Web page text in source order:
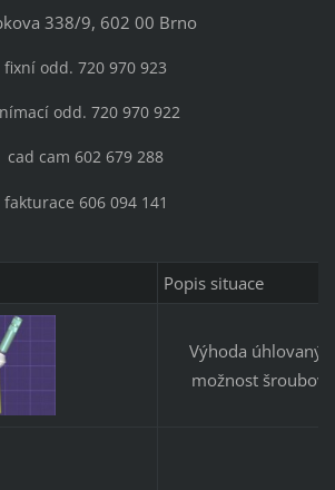
338/9, 602 00 Brno
fixní odd. 720 970 923
odd. 720 970 922
cad cam 602 679 288
fakturace 606 094 141
Popis situace
Výhoda
možnost